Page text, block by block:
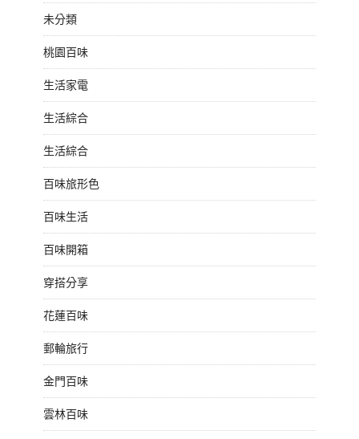
未分類
桃園百味
生活家電
生活綜合
生活綜合
百味旅形色
百味生活
百味開箱
穿搭分享
花蓮百味
郵輪旅行
金門百味
雲林百味